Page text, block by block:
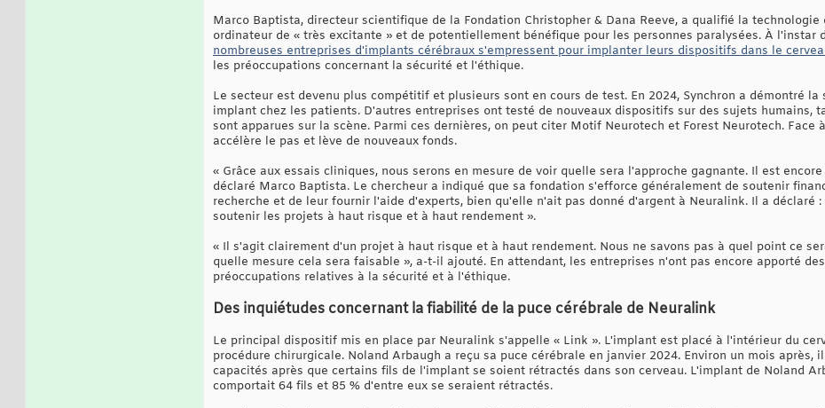
Marco Baptista, directeur scientifique de la Fondation Christopher & Dana Reeve, a qualifié la
ordinateur de « très excitante » et de potentiellement bénéfique pour les personnes paralysées. À l'instar
nombreuses entreprises d'implants cérébraux s'empressent pour implanter leurs dispositifs dans le
les préoccupations concernant la sécurité et l'éthique.
Le secteur est devenu plus compétitif et plusieurs sont en cours de test. En 2024, Synchron a démontré
implant chez les patients. D'autres entreprises ont testé de nouveaux dispositifs sur des sujets humains,
sont apparues sur la scène. Parmi ces dernières, on peut citer Motif Neurotech et Forest Neurotech. Face
accélère le pas et lève de nouveaux fonds.
« Grâce aux essais cliniques, nous serons en mesure de voir quelle sera l'approche gagnante. Il est
déclaré Marco Baptista. Le chercheur a indiqué que sa fondation s'efforce généralement de soutenir
recherche et de leur fournir l'aide d'experts, bien qu'elle n'ait pas donné d'argent à Neuralink. Il a déclaré
soutenir les projets à haut risque et à haut rendement ».
« Il s'agit clairement d'un projet à haut risque et à haut rendement. Nous ne savons pas à quel point ce
quelle mesure cela sera faisable », a-t-il ajouté. En attendant, les entreprises n'ont pas encore apporté
préoccupations relatives à la sécurité et à l'éthique.
Des inquiétudes concernant la fiabilité de la puce cérébrale de Neuralink
Le principal dispositif mis en place par Neuralink s'appelle « Link ». L'implant est placé à l'intérieur du
procédure chirurgicale. Noland Arbaugh a reçu sa puce cérébrale en janvier 2024. Environ un mois après,
capacités après que certains fils de l'implant se soient rétractés dans son cerveau. L'implant de Noland
comportait 64 fils et 85 % d'entre eux se seraient rétractés.